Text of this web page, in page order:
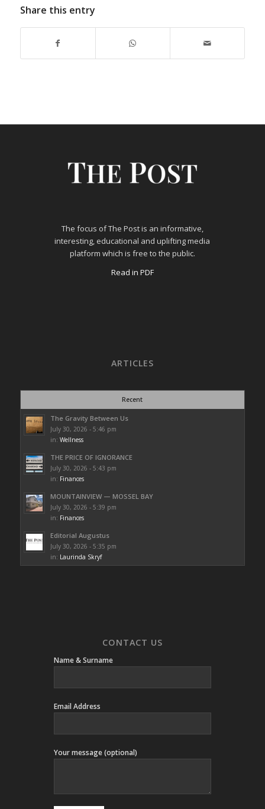
Share this entry
The focus of The Post is an informative,
interesting, educational and uplifting media
platform which is free to the public.
Read in PDF
ARTICLES
Recent
The Gravity Between Us
July 30, 2026 - 5:46 pm
in: Wellness
THE PRICE OF IGNORANCE
July 30, 2026 - 5:43 pm
in: Finances
MOUNTAINVIEW — MOSSEL BAY
July 30, 2026 - 5:39 pm
in: Finances
Editorial Augustus
July 30, 2026 - 5:35 pm
in: Laurinda Skryf
CONTACT US
Name & Surname
Email Address
Your message (optional)